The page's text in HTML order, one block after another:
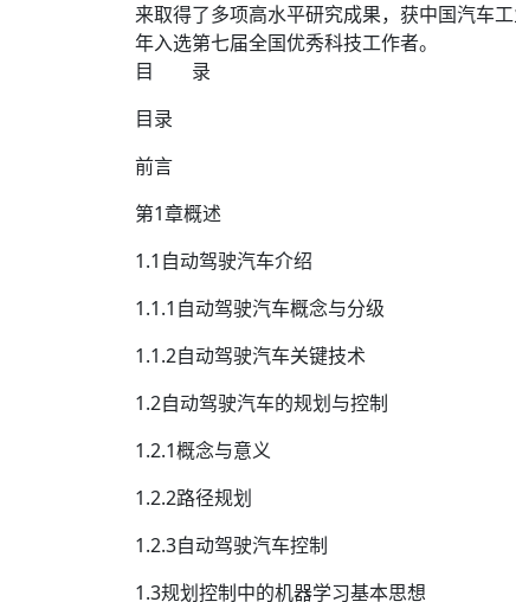
来取得了多项高水平研究成果，获中国汽车
年入选第七届全国优秀科技工作者。
目 录
目录
前言
第1章概述
1.1自动驾驶汽车介绍
1.1.1自动驾驶汽车概念与分级
1.1.2自动驾驶汽车关键技术
1.2自动驾驶汽车的规划与控制
1.2.1概念与意义
1.2.2路径规划
1.2.3自动驾驶汽车控制
1.3规划控制中的机器学习基本思想